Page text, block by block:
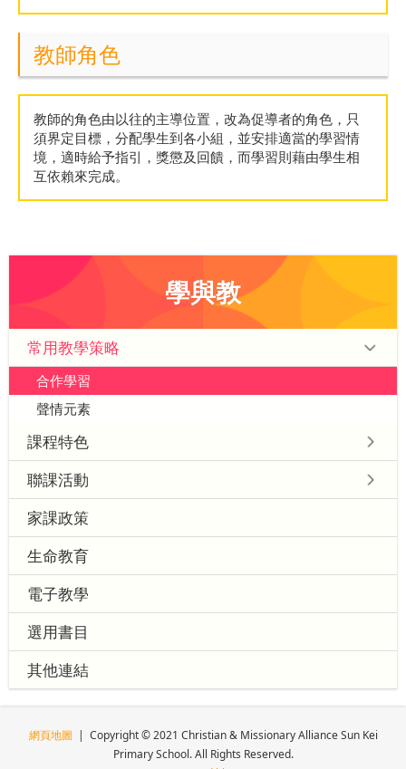
教師角色
教師的角色由以往的主導位置，改為促導者的角色，只
須界定目標，分配學生到各小組，並安排適當的學習情
境，適時給予指引，獎懲及回饋，而學習則藉由學生相
互依賴來完成。
學與教
常用教學策略
合作學習
聲情元素
課程特色
聯課活動
家課政策
生命教育
電子教學
選用書目
其他連結
網頁地圖 | Copyright © 2021 Christian & Missionary Alliance Sun Kei
Primary School. All Rights Reserved.